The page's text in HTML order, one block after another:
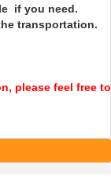
if you need.
transportation.
please feel free